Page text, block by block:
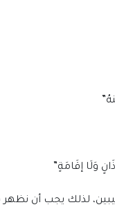
وَلَا إقَامَةٍ”
لذلك يجب أن نظهر